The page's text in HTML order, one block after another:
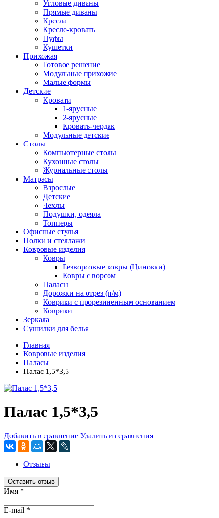
Угловые диваны
Прямые диваны
Кресла
Кресло-кровать
Пуфы
Кушетки
Прихожая
Готовое решение
Модульные прихожие
Малые формы
Детские
Кровати
1-ярусные
2-ярусные
Кровать-чердак
Модульные детские
Столы
Компьютерные столы
Кухонные столы
Журнальные столы
Матрасы
Взрослые
Детские
Чехлы
Подушки, одеяла
Топперы
Офисные стулья
Полки и стеллажи
Ковровые изделия
Ковры
Безворсовые ковры (Циновки)
Ковры с ворсом
Паласы
Дорожки на отрез (п/м)
Коврики с прорезиненным основанием
Коврики
Зеркала
Сушилки для белья
Главная
Ковровые изделия
Паласы
Палас 1,5*3,5
Палас 1,5*3,5
Добавить в сравнение Удалить из сравнения
Отзывы
Оставить отзыв
Имя *
E-mail *